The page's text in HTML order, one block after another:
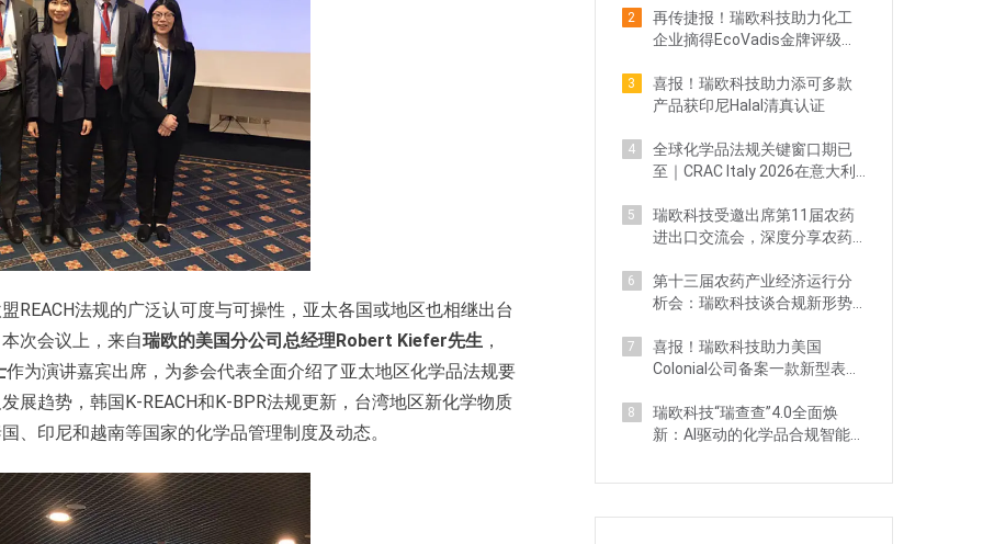
REACH法规的广泛认可度与可操性，亚太各国或地区也相继出台
次会议上，来自瑞欧的美国分公司总经理Robert Kiefer先生 ，
作为演讲嘉宾出席，为参会代表全面介绍了亚太地区化学品法规要
展趋势，韩国K-REACH和K-BPR法规更新，台湾地区新化学物质
、印尼和越南等国家的化学品管理制度及动态。
2
再传捷报！瑞欧科技助力化工
企业摘得EcoVadis金牌评级，
3
喜报！瑞欧科技助力添可多款
产品获印尼Halal清真认证
4
全球化学品法规关键窗口期已
至｜CRAC Italy 2026在意大利
5
瑞欧科技受邀出席第11届农药
进出口交流会，深度分享农药
6
第十三届农药产业经济运行分
析会：瑞欧科技谈合规新形势
7
喜报！瑞欧科技助力美国
Colonial公司备案一款新型表活
8
瑞欧科技“瑞查查”4.0全面焕
新：AI驱动的化学品合规智能工